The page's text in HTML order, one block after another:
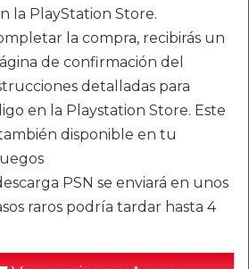
la PlayStation Store.
la compra, recibirás un
de confirmación del
detalladas para
en la Playstation Store. Este
disponible en tu
PSN se enviará en unos
raros podría tardar hasta 4